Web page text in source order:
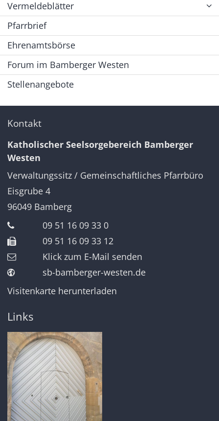
Vermeldeblätter
Pfarrbrief
Ehrenamtsbörse
Forum im Bamberger Westen
Stellenangebote
Kontakt
Katholischer Seelsorgebereich Bamberger
Westen
Verwaltungssitz / Gemeinschaftliches Pfarrbüro
Eisgrube 4
96049 Bamberg
09 51 16 09 33 0
09 51 16 09 33 12
Klick zum E-Mail senden
sb-bamberger-westen.de
Visitenkarte herunterladen
Links